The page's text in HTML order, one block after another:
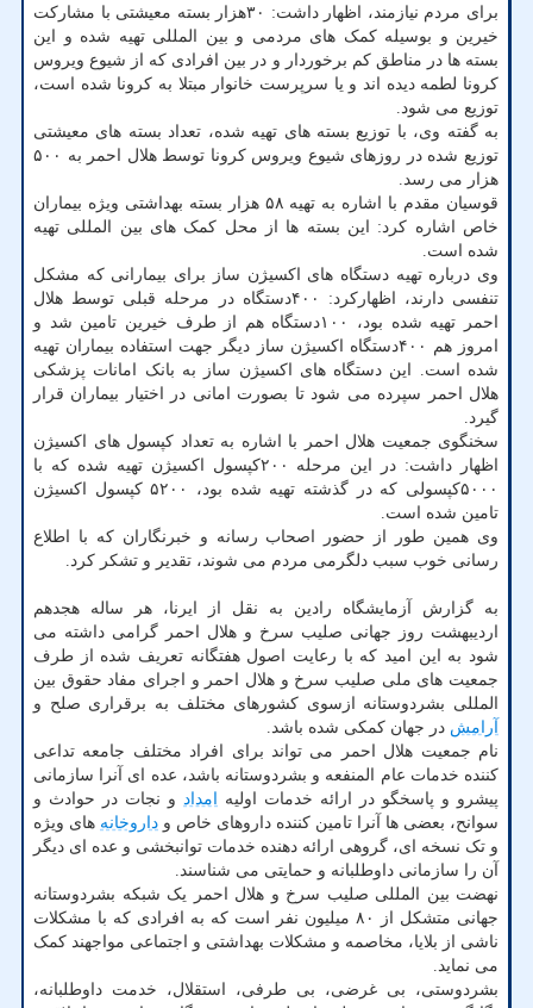
برای مردم نیازمند، اظهار داشت: ۳۰هزار بسته معیشتی با مشارکت
خیرین و بوسیله کمک های مردمی و بین المللی تهیه شده و این
بسته ها در مناطق کم برخوردار و در بین افرادی که از شیوع ویروس
کرونا لطمه دیده اند و یا سرپرست خانوار مبتلا به کرونا شده است،
توزیع می شود.
به گفته وی، با توزیع بسته های تهیه شده، تعداد بسته های معیشتی
توزیع شده در روزهای شیوع ویروس کرونا توسط هلال احمر به ۵۰۰
هزار می رسد.
قوسیان مقدم با اشاره به تهیه ۵۸ هزار بسته بهداشتی ویژه بیماران
خاص اشاره کرد: این بسته ها از محل کمک های بین المللی تهیه
شده است.
وی درباره تهیه دستگاه های اکسیژن ساز برای بیمارانی که مشکل
تنفسی دارند، اظهارکرد: ۴۰۰دستگاه در مرحله قبلی توسط هلال
احمر تهیه شده بود، ۱۰۰دستگاه هم از طرف خیرین تامین شد و
امروز هم ۴۰۰دستگاه اکسیژن ساز دیگر جهت استفاده بیماران تهیه
شده است. این دستگاه های اکسیژن ساز به بانک امانات پزشکی
هلال احمر سپرده می شود تا بصورت امانی در اختیار بیماران قرار
گیرد.
سخنگوی جمعیت هلال احمر با اشاره به تعداد کپسول های اکسیژن
اظهار داشت: در این مرحله ۲۰۰کپسول اکسیژن تهیه شده که با
۵۰۰۰کپسولی که در گذشته تهیه شده بود، ۵۲۰۰ کپسول اکسیژن
تامین شده است.
وی همین طور از حضور اصحاب رسانه و خبرنگاران که با اطلاع
رسانی خوب سبب دلگرمی مردم می شوند، تقدیر و تشکر کرد.
به گزارش آزمایشگاه رادین به نقل از ایرنا، هر ساله هجدهم
اردیبهشت روز جهانی صلیب سرخ و هلال احمر گرامی داشته می
شود به این امید که با رعایت اصول هفتگانه تعریف شده از طرف
جمعیت های ملی صلیب سرخ و هلال احمر و اجرای مفاد حقوق بین
المللی بشردوستانه ازسوی کشورهای مختلف به برقراری صلح و
آرامش در جهان کمکی شده باشد.
نام جمعیت هلال احمر می تواند برای افراد مختلف جامعه تداعی
کننده خدمات عام المنفعه و بشردوستانه باشد، عده ای آنرا سازمانی
پیشرو و پاسخگو در ارائه خدمات اولیه
امداد و نجات در حوادث و
سوانح، بعضی ها آنرا تامین کننده داروهای خاص و داروخانه های ویژه
و تک نسخه ای، گروهی ارائه دهنده خدمات توانبخشی و عده ای دیگر
آن را سازمانی داوطلبانه و حمایتی می شناسند.
نهضت بین المللی صلیب سرخ و هلال احمر یک شبکه بشردوستانه
جهانی متشکل از ۸۰ میلیون نفر است که به افرادی که با مشکلات
ناشی از بلایا، مخاصمه و مشکلات بهداشتی و اجتماعی مواجهند کمک
می نماید.
بشردوستی، بی غرضی، بی طرفی، استقلال، خدمت داوطلبانه،